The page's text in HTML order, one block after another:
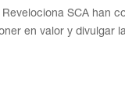
SCA han
en valor y divulgar